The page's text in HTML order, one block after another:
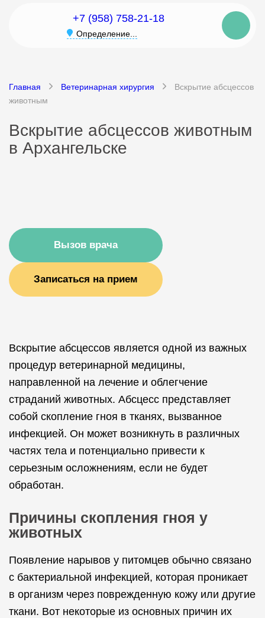
+7 (958) 758-21-18
Определение...
Главная Ветеринарная хирургия
Вскрытие абсцессов
животным
Вскрытие абсцессов животным
в Архангельске
Вызов врача
Записаться на прием
Вскрытие абсцессов является одной из важных
процедур ветеринарной медицины,
направленной на лечение и облегчение
страданий животных. Абсцесс представляет
собой скопление гноя в тканях, вызванное
инфекцией. Он может возникнуть в различных
частях тела и потенциально привести к
серьезным осложнениям, если не будет
обработан.
Причины скопления гноя у
животных
Появление нарывов у питомцев обычно связано
с бактериальной инфекцией, которая проникает
в организм через поврежденную кожу или другие
ткани. Вот некоторые из основных причин их